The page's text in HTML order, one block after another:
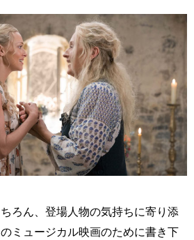
ろん、登場人物の気持ちに寄り添
ミュージカル映画のために書き下